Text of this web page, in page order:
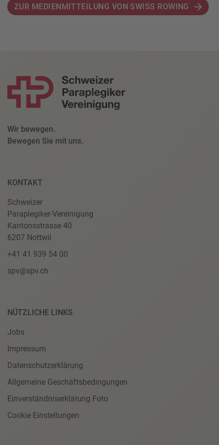
ZUR MEDIENMITTEILUNG VON SWISS ROWING
Wir bewegen.
Bewegen Sie mit uns.
KONTAKT
Schweizer
Paraplegiker-Vereinigung
Kantonsstrasse 40
6207 Nottwil
+41 41 939 54 00
spv@spv.ch
NÜTZLICHE LINKS
Jobs
Impressum
Datenschutzerklärung
Allgemeine Geschäftsbedingungen
Einverständniserklärung Foto
Cookie Einstellungen